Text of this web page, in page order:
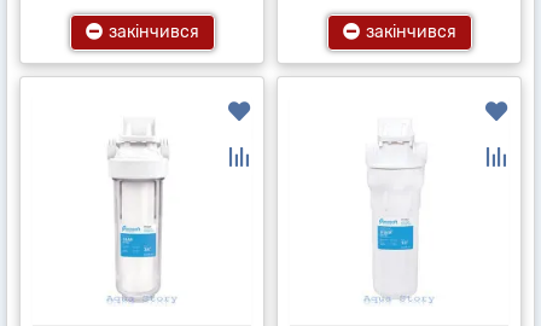
закінчився закінчився